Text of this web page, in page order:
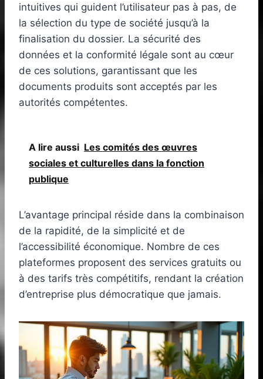
intuitives qui guident l’utilisateur pas à pas, de
la sélection du type de société jusqu’à la
finalisation du dossier. La sécurité des
données et la conformité légale sont au cœur
de ces solutions, garantissant que les
documents produits sont acceptés par les
autorités compétentes.
A lire aussi Les comités des œuvres
sociales et culturelles dans la fonction
publique
L’avantage principal réside dans la combinaison
de la rapidité, de la simplicité et de
l’accessibilité économique. Nombre de ces
plateformes proposent des services gratuits ou
à des tarifs très compétitifs, rendant la création
d’entreprise plus démocratique que jamais.